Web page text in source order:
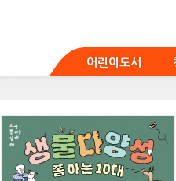
어린이도서